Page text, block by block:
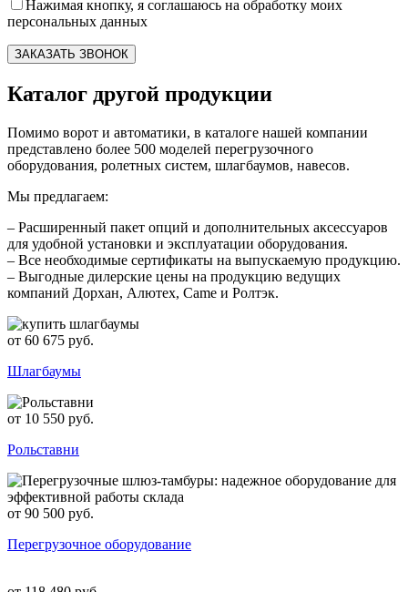
Нажимая кнопку, я соглашаюсь на обработку моих
персональных данных
Каталог другой продукции
Помимо ворот и автоматики, в каталоге нашей компании
представлено более 500 моделей перегрузочного
оборудования, ролетных систем, шлагбаумов, навесов.
Мы предлагаем:
– Расширенный пакет опций и дополнительных аксессуаров
для удобной установки и эксплуатации оборудования.
– Все необходимые сертификаты на выпускаемую продукцию.
– Выгодные дилерские цены на продукцию ведущих
компаний Дорхан, Алютех, Came и Ролтэк.
от 60 675 руб.
Шлагбаумы
от 10 550 руб.
Рольставни
от 90 500 руб.
Перегрузочное оборудование